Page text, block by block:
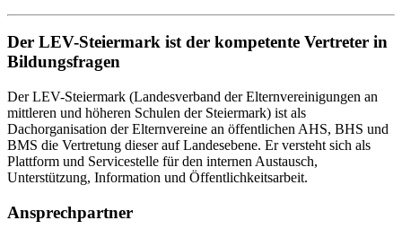
Der LEV-Steiermark ist der kompetente Vertreter in
Bildungsfragen
Der LEV-Steiermark (Landesverband der Elternvereinigungen an
mittleren und höheren Schulen der Steiermark) ist als
Dachorganisation der Elternvereine an öffentlichen AHS, BHS und
BMS die Vertretung dieser auf Landesebene. Er versteht sich als
Plattform und Servicestelle für den internen Austausch,
Unterstützung, Information und Öffentlichkeitsarbeit.
Ansprechpartner